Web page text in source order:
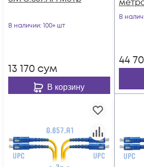
В наличии: 100+ шт
13 170 сум
В корзину
В
44